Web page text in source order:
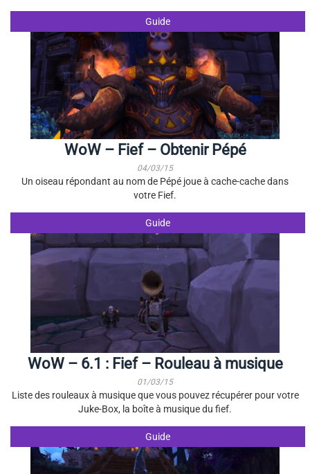
Guide
WoW – Fief – Obtenir Pépé
04/03/15
Un oiseau répondant au nom de Pépé joue à cache-cache dans
votre Fief.
Guide
WoW – 6.1 : Fief – Rouleau à musique
01/03/15
Liste des rouleaux à musique que vous pouvez récupérer pour votre
Juke-Box, la boîte à musique du fief.
Guide